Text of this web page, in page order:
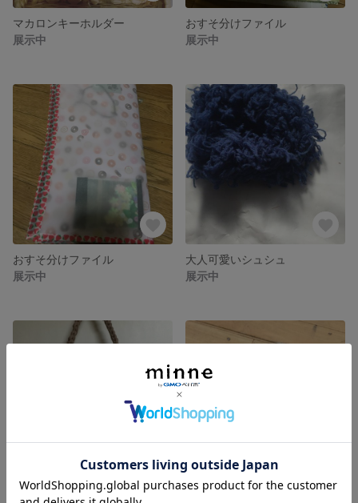
マカロンキーホルダー
展示中
おすそ分けファイル
展示中
おすそ分けファイル
展示中
大人可愛いシュシュ
展示中
裂き編みバック
香りのミニ枕